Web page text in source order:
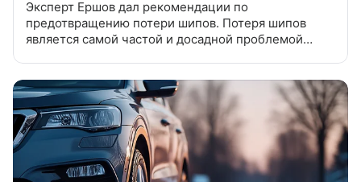
Эксперт Ершов дал рекомендации по
предотвращению потери шипов. Потеря шипов
является самой частой и досадной проблемой